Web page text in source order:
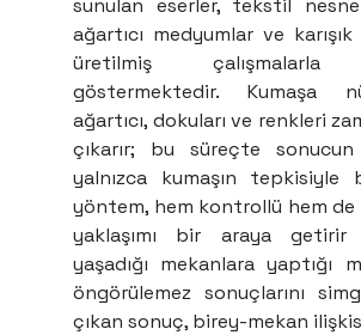
sunulan eserler, tekstil
ağartıcı medyumlar ve
üretilmiş çalışmalarla
göstermektedir. Kumaşa
ağartıcı, dokuları ve renkleri
çıkarır; bu süreçte
yalnızca kumaşın tepkisiyle
yöntem, hem kontrollü hem
yaklaşımı bir araya getirir
yaşadığı mekanlara yaptığı
öngörülemez sonuçlarını
çıkan sonuç, birey-mekan